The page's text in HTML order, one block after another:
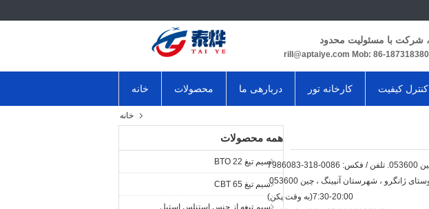
خانه محصولات دربارهی ما کارخانه تور کنترل کیفیت
خانه
همه محصولات
سیم تیغ BTO 22
سیم تیغ CBT 65
سیم تیغه از جنس استنلس استیل
7:30-20:00(به وقت پکن)